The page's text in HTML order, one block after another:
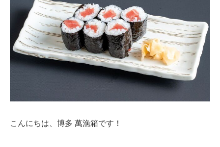
こんにちは、博多 萬漁箱です！